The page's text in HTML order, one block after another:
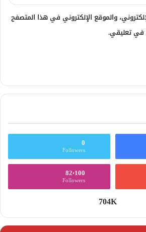
والموقع الإلكتروني في هذا المتصفح
في تعليقي.
0
Followers
82٬100
Followers
704K